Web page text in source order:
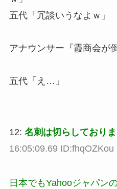
五代「冗談いうなよｗ」
アナウンサー『霞商会が
五代「え…」
12: 名刺は切らしており
16:05:09.69 ID:fhqOZKou
日本でもYahooジャパン